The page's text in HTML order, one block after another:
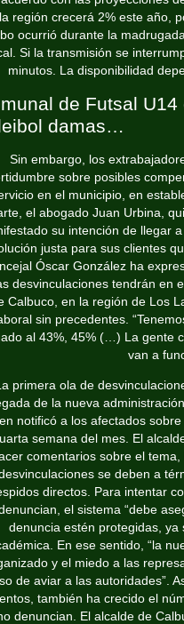
región crecerá 2% este año,
ocurrió durante la
Si la transmisión se
minutos. La disponibilidad
de Futsal
damas…
Sin embargo, los
sobre posibles
en el municipio, en
el abogado Juan Urbina,
su intención de llegar
justa para sus clientes
Óscar González ha
desvinculaciones tendrán en
Calbuco, en la región de Los
sin precedentes.
al 43%, 45% (…) La gente
van a
primera ola de
de la nueva
notificó a los afectados
semana del mes. El
comentarios sobre el
se deben a
directos. Para intentar
el sistema “debe
denuncia estén protegidas, ya
En ese sentido, “la
y el miedo a las
de aviar a las autoridades”.
también ha crecido el
denuncian. El alcalde de